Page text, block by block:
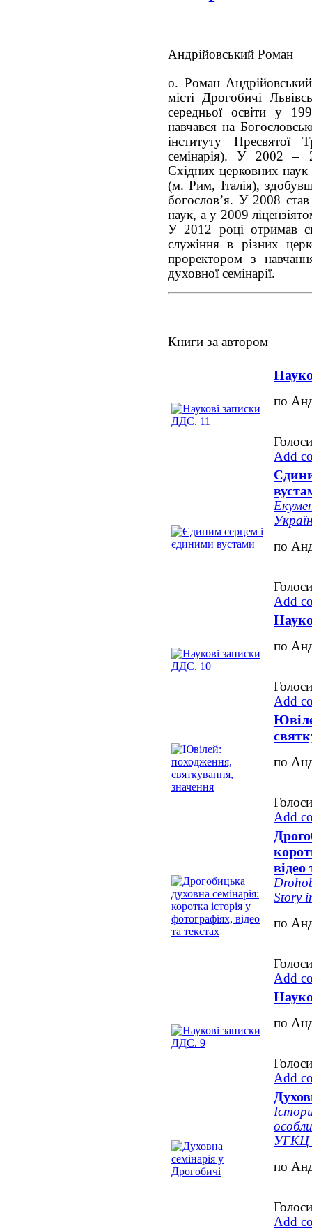
Андрійовський Роман
о. Роман
місті Дрогобичі
середньої освіти у
навчався на
інституту Пресвятої
семінарія). У 2002 –
Східних церковних наук
(м. Рим, Італія),
богослов’я. У 2008
наук, а у 2009
У 2012 році отримав
служіння в різних
проректором з
духовної семінарії.
Книги за автором
по
Add
по
Add
по
Add
по
Add
відео
Story
по
Add
по
Add
УГКЦ
по
Add